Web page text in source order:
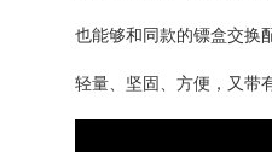
也能够和同款的镖盒交换
轻量、坚固、方便，又带